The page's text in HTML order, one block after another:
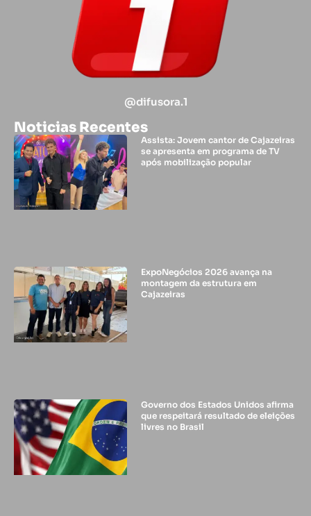
@difusora.1
Noticias Recentes
Assista: Jovem cantor de Cajazeiras
se apresenta em programa de TV
após mobilização popular
ExpoNegócios 2026 avança na
montagem da estrutura em
Cajazeiras
Governo dos Estados Unidos afirma
que respeitará resultado de eleições
livres no Brasil